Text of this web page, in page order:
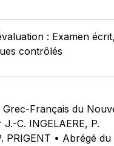
: Examen
contrôlés
Grec-Français du
C. INGELAERE, P.
PRIGENT • Abrégé du